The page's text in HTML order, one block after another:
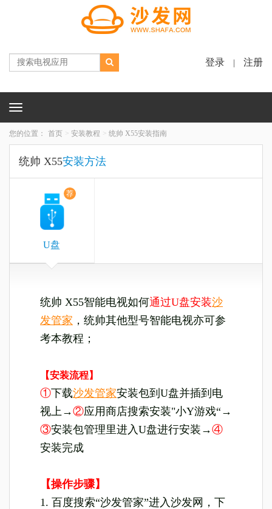
登录 注册
Toggle
您的位置： 首页 安装教程 统帅 X55安装指南
统帅 X55安装方法
荐
U盘
统帅 X55智能电视如何通过U盘安装沙
发管家 ，统帅其他型号智能电视亦可参
考本教程；
【安装流程】
①下载沙发管家安装包到U盘并插到电
视上→②应用商店搜索安装"小Y游戏“→
③安装包管理里进入U盘进行安装→④
安装完成
【操作步骤】
1. 百度搜索“沙发管家”进入沙发网，下